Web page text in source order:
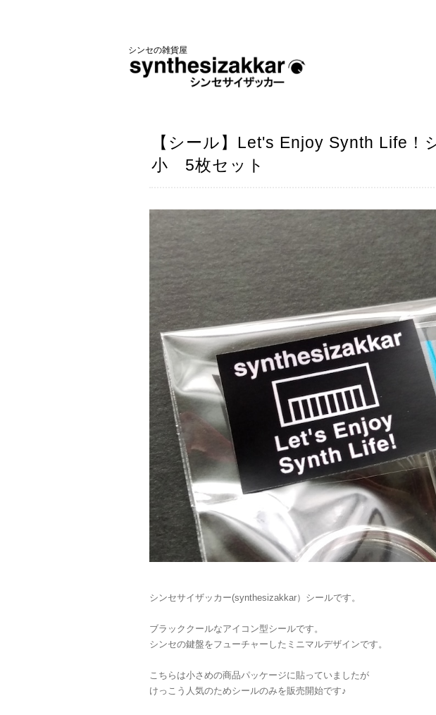
シンセの雑貨屋
【シール】Let's Enjoy Synth Life！
小 5枚セット
シンセサイザッカー(synthesizakkar）シールです。
ブラッククールなアイコン型シールです。
シンセの鍵盤をフューチャーしたミニマルデザインです。
こちらは小さめの商品パッケージに貼っていましたが
けっこう人気のためシールのみを販売開始です♪